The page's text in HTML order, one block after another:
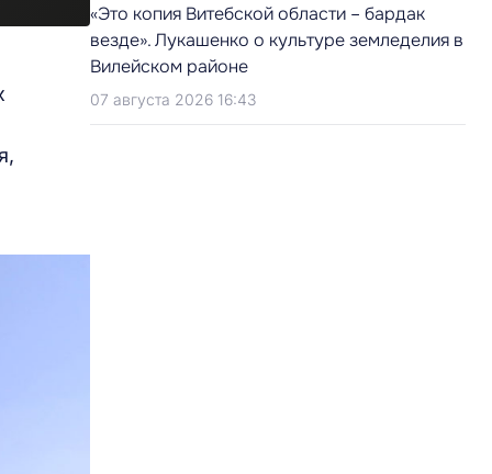
«Это копия Витебской области – бардак
везде». Лукашенко о культуре земледелия в
Вилейском районе
07 августа 2026 16:43